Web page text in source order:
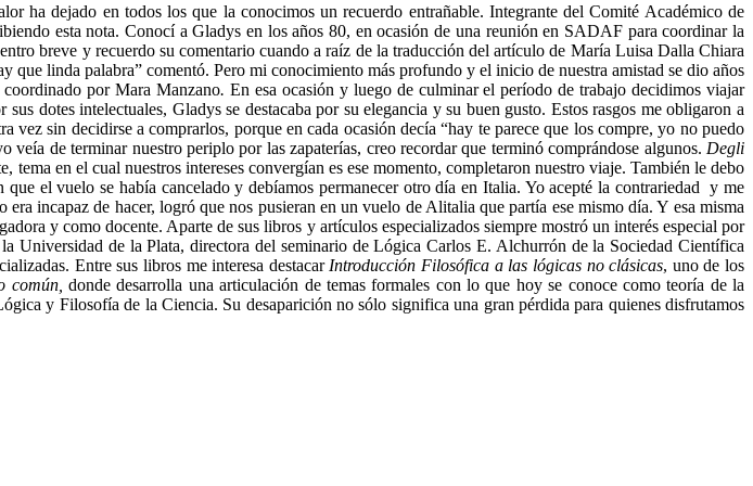
ha dejado en todos los que la conocimos un recuerdo entrañable. Integrante del Comité Académico de
esta nota. Conocí a Gladys en los años 80, en ocasión de una reunión en SADAF para coordinar la
breve y recuerdo su comentario cuando a raíz de la traducción del artículo de María Luisa Dalla Chiara
linda palabra” comentó. Pero mi conocimiento más profundo y el inicio de nuestra amistad se dio años
coordinado por Mara Manzano. En esa ocasión y luego de culminar el período de trabajo decidimos viajar
dotes intelectuales, Gladys se destacaba por su elegancia y su buen gusto. Estos rasgos me obligaron a
vez sin decidirse a comprarlos, porque en cada ocasión decía “hay te parece que los compre, yo no puedo
de terminar nuestro periplo por las zapaterías, creo recordar que terminó comprándose algunos. Degli
en el cual nuestros intereses convergían es ese momento, completaron nuestro viaje. También le debo
el vuelo se había cancelado y debíamos permanecer otro día en Italia. Yo acepté la contrariedad y me
incapaz de hacer, logró que nos pusieran en un vuelo de Alitalia que partía ese mismo día. Y esa misma
y como docente. Aparte de sus libros y artículos especializados siempre mostró un interés especial por
Universidad de la Plata, directora del seminario de Lógica Carlos E. Alchurrón de la Sociedad Científica
Entre sus libros me interesa destacar Introducción Filosófica a las lógicas no clásicas, uno de los
común, donde desarrolla una articulación de temas formales con lo que hoy se conoce como teoría de la
y Filosofía de la Ciencia. Su desaparición no sólo significa una gran pérdida para quienes disfrutamos